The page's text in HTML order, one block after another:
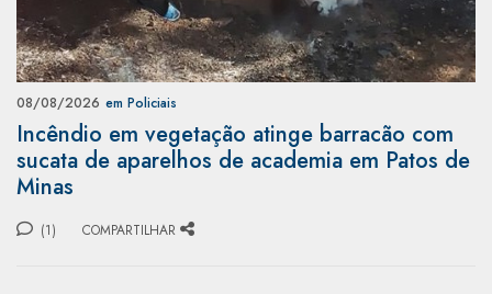
08/08/2026 em Policiais
Incêndio em vegetação atinge barracão com
sucata de aparelhos de academia em Patos de
Minas
(1) COMPARTILHAR